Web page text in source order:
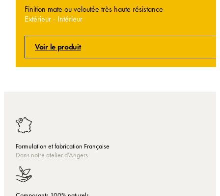
Finition mate ou veloutée très haute résistance
Extérieur - Intérieur
Voir le produit
Formulation et fabrication Française
Dans notre atelier d’Angers